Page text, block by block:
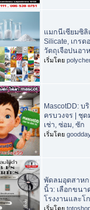
แมกนีเซียมซิลิ
Silicate, เกรด
วัตถุเจือปนอา
เริ่มโดย
MascotDD: บ
ครบวงจร | ชุ
เช่า, ซ่อม, ซัก
เริ่มโดย
พัดลมอุตสาหก
นิ้ว: เลือกขนา
โรงงานและโ
เริ่มโดย